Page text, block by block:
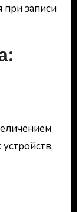
при записи